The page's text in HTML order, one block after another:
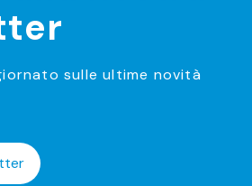
sulle ultime novità